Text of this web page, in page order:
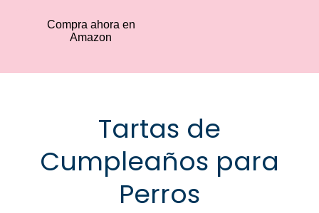
Compra ahora en
Amazon
Tartas de
Cumpleaños para
Perros